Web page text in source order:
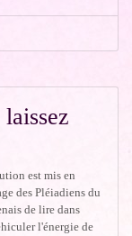
est mis en
des Pléiadiens du
de lire dans
l'énergie de